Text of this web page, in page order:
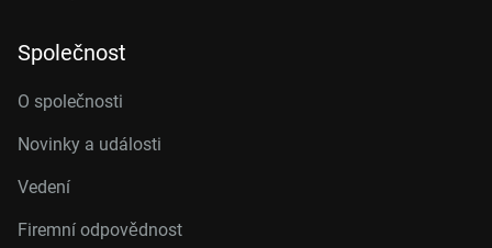
Společnost
O společnosti
Novinky a události
Vedení
Firemní odpovědnost